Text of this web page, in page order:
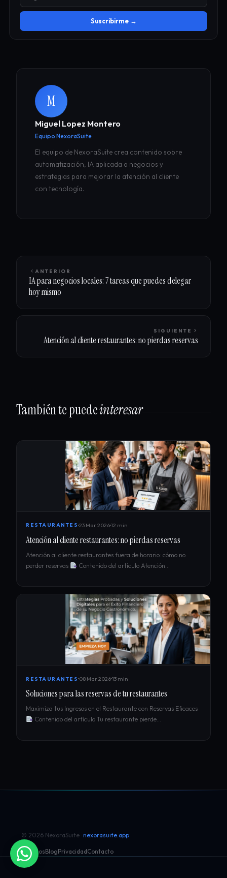
Suscribirme →
M
Miguel Lopez Montero
Equipo NexoraSuite
El equipo de NexoraSuite crea contenido sobre
automatización, IA aplicada a negocios y
estrategias para mejorar la atención al cliente
con tecnología.
ANTERIOR
IA para negocios locales: 7 tareas que puedes delegar
hoy mismo
SIGUIENTE
Atención al cliente restaurantes: no pierdas reservas
También te puedeinteresar
RESTAURANTES 23 Mar 202612 min
Atención al cliente restaurantes: no pierdas reservas
Atención al cliente restaurantes fuera de horario: cómo no
perder reservas
Contenido del artículo Atención…
RESTAURANTES 08 Mar 202613 min
Soluciones para las reservas de tu restaurantes
Maximiza tus Ingresos en el Restaurante con Reservas Eficaces
Contenido del artículo Tu restaurante pierde…
© 2026 NexoraSuite · nexorasuite.app
MódulosBlogPrivacidadContacto